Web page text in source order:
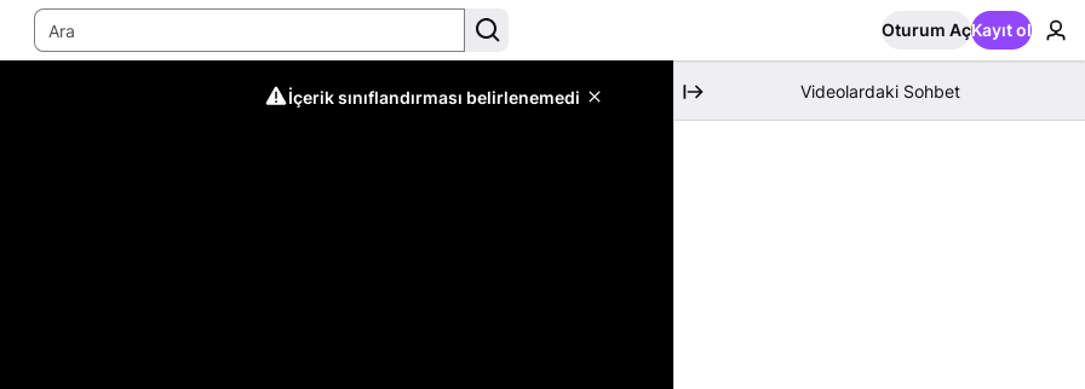
Oturum AçKayıt ol
İçerik sınıflandırması belirlenemedi Videolardaki Sohbet